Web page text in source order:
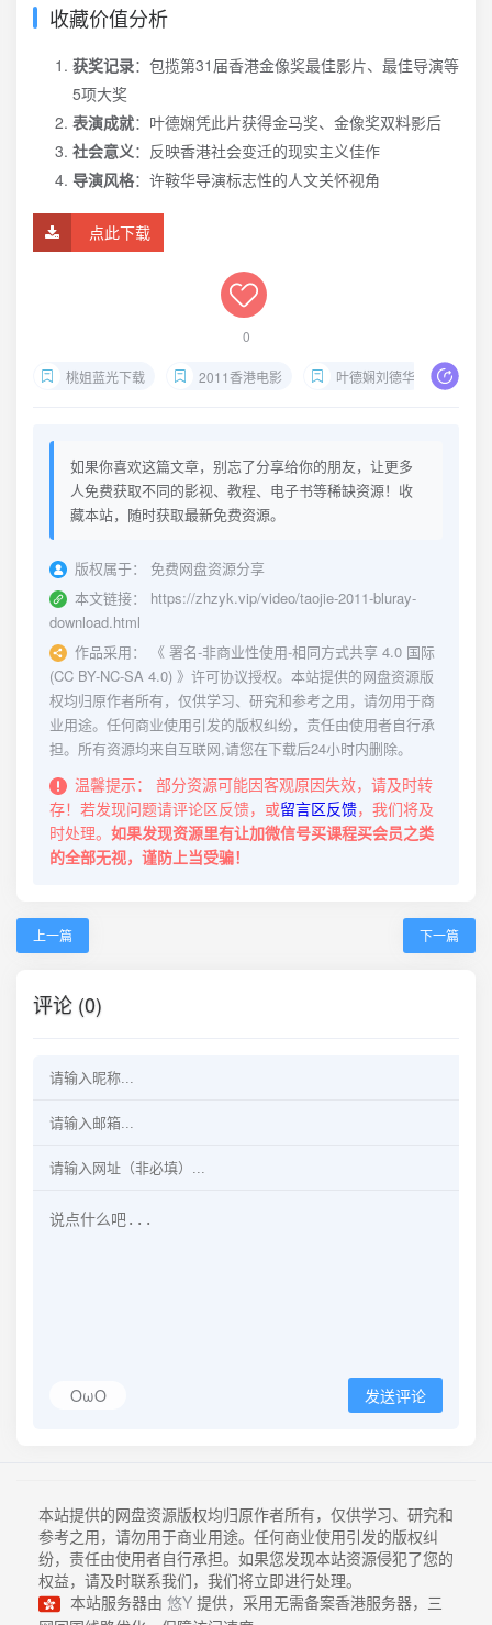
收藏价值分析
获奖记录：包揽第31届香港金像奖最佳影片、最佳导演等
5项大奖
表演成就：叶德娴凭此片获得金马奖、金像奖双料影后
社会意义：反映香港社会变迁的现实主义佳作
导演风格：许鞍华导演标志性的人文关怀视角
点此下载
0
桃姐蓝光下载 2011香港电影 叶德娴刘德华
如果你喜欢这篇文章，别忘了分享给你的朋友，让更多
人免费获取不同的影视、教程、电子书等稀缺资源！收
藏本站，随时获取最新免费资源。
版权属于：
免费网盘资源分享
本文链接：
https://zhzyk.vip/video/taojie-2011-bluray-
download.html
作品采用：
《 署名-非商业性使用-相同方式共享 4.0 国际
(CC BY-NC-SA 4.0) 》许可协议授权。本站提供的网盘资源版
权均归原作者所有，仅供学习、研究和参考之用，请勿用于商
业用途。任何商业使用引发的版权纠纷，责任由使用者自行承
担。所有资源均来自互联网,请您在下载后24小时内删除。
温馨提示：
部分资源可能因客观原因失效，请及时转
存！若发现问题请评论区反馈，或留言区反馈，我们将及
时处理。 如果发现资源里有让加微信号买课程买会员之类
的全部无视，谨防上当受骗！
上一篇 下一篇
评论 (0)
OωO 发送评论
本站提供的网盘资源版权均归原作者所有，仅供学习、研究和
参考之用，请勿用于商业用途。任何商业使用引发的版权纠
纷，责任由使用者自行承担。如果您发现本站资源侵犯了您的
权益，请及时联系我们，我们将立即进行处理。
本站服务器由 悠Y 提供，采用无需备案香港服务器，三